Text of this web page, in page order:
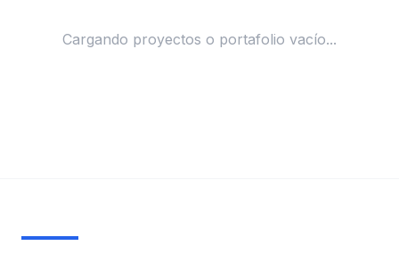
Cargando proyectos o portafolio vacío...